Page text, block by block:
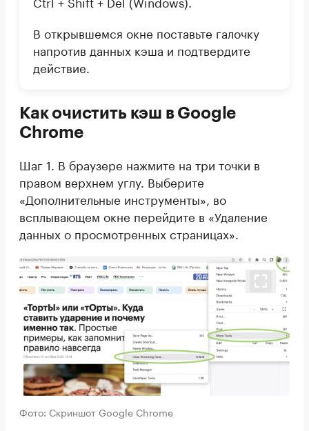
В открывшемся окне поставьте галочку
напротив данных кэша и подтвердите
действие.
Как очистить кэш в Google
Chrome
Шаг 1. В браузере нажмите на три точки в
правом верхнем углу. Выберите
«Дополнительные инструменты», во
всплывающем окне перейдите в «Удаление
данных о просмотренных страницах».
Фото: Скриншот Google Chrome